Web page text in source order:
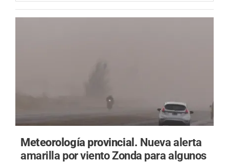
Meteorología provincial. Nueva alerta
amarilla por viento Zonda para algunos